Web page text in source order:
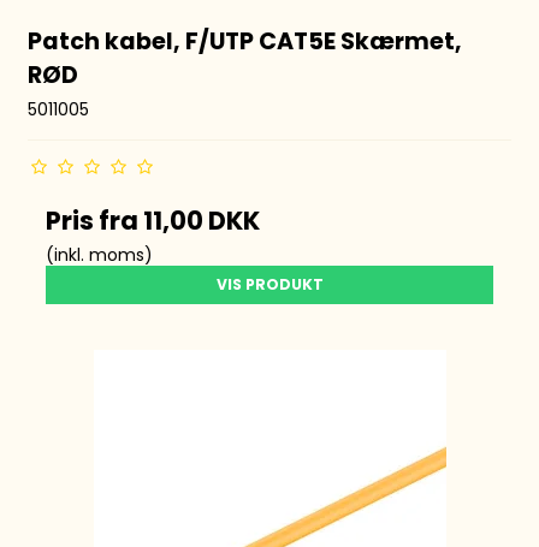
Patch kabel, F/UTP CAT5E Skærmet,
RØD
5011005
Pris fra 11,00 DKK
(inkl. moms)
VIS PRODUKT